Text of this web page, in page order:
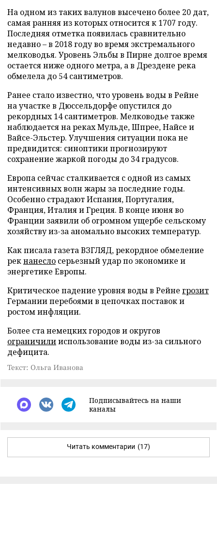
На одном из таких валунов высечено более 20 дат,
самая ранняя из которых относится к 1707 году.
Последняя отметка появилась сравнительно
недавно – в 2018 году во время экстремального
мелководья. Уровень Эльбы в Пирне долгое время
остается ниже одного метра, а в Дрездене река
обмелела до 54 сантиметров.
Ранее стало известно, что уровень воды в Рейне
на участке в Дюссельдорфе опустился до
рекордных 14 сантиметров. Мелководье также
наблюдается на реках Мульде, Шпрее, Найсе и
Вайсе-Эльстер. Улучшения ситуации пока не
предвидится: синоптики прогнозируют
сохранение жаркой погоды до 34 градусов.
Европа сейчас сталкивается с одной из самых
интенсивных волн жары за последние годы.
Особенно страдают Испания, Португалия,
Франция, Италия и Греция. В конце июня во
Франции заявили об огромном ущербе сельскому
хозяйству из-за аномально высоких температур.
Как писала газета ВЗГЛЯД, рекордное обмеление
рекнанесло серьезный удар по экономике и
энергетике Европы.
Критическое падение уровня воды в Рейне грозит
Германии перебоями в цепочках поставок и
ростом инфляции.
Более ста немецких городов и округов
ограничилииспользование воды из-за сильного
дефицита.
Текст: Ольга Иванова
Подписывайтесь на наши
каналы
Читать комментарии (17)